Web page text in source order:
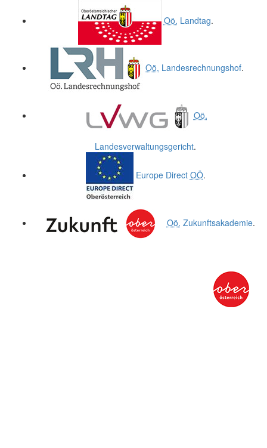
Oö. Landtag.
Oö. Landesrechnungshof.
Oö.
Landesverwaltungsgericht.
Europe Direct OÖ.
Oö. Zukunftsakademie.